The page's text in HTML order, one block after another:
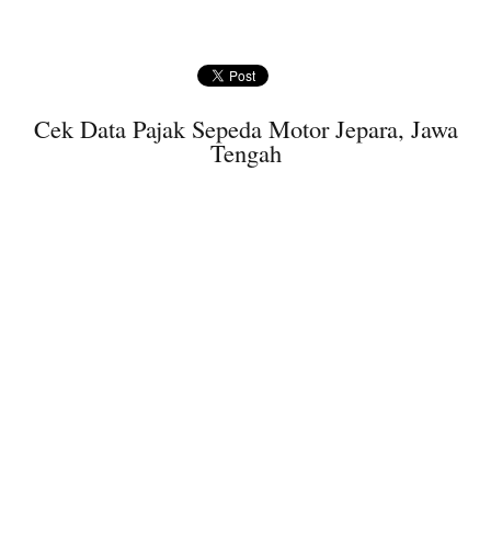
Cek Data Pajak Sepeda Motor Jepara, Jawa
Tengah